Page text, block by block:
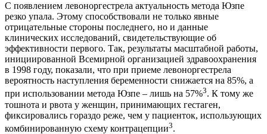
С появлением левоноргестрела актуальность метода Юзпе
резко упала. Этому способствовали не только явные
отрицательные стороны последнего, но и данные
клинических исследований, свидетельствующие об
эффективности первого. Так, результаты масштабной работы,
инициированной Всемирной организацией здравоохранения
в 1998 году, показали, что при приеме левоноргестрела
вероятность наступления беременности снижается на 85%, а
при использовании метода Юзпе – лишь на 57%3. К тому же
тошнота и рвота у женщин, принимающих гестаген,
фиксировались гораздо реже, чем у пациенток, использующих
комбинированную схему контрацепции3.